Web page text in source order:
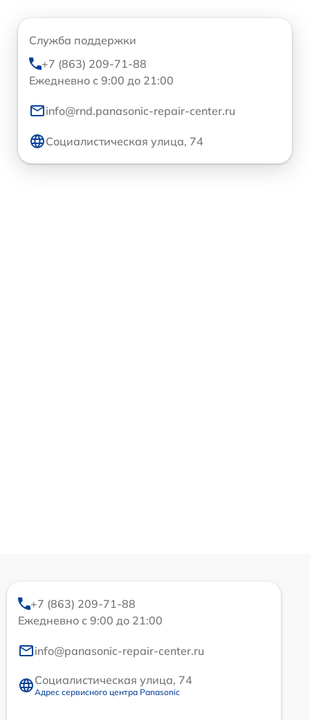
Служба поддержки
+7 (863) 209-71-88
Ежедневно с 9:00 до 21:00
info@rnd.panasonic-repair-center.ru
Социалистическая улица, 74
+7 (863) 209-71-88
Ежедневно с 9:00 до 21:00
info@panasonic-repair-center.ru
Социалистическая улица, 74
Адрес сервисного центра Panasonic